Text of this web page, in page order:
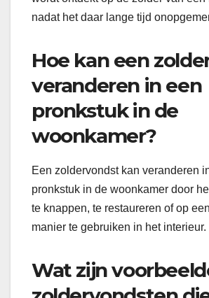
nadat het daar lange tijd
Hoe kan een
veranderen in een
pronkstuk in de
woonkamer?
Een zoldervondst kan veranderen
pronkstuk in de woonkamer door
te knappen, te restaureren of op
manier te gebruiken in het interieur.
Wat zijn